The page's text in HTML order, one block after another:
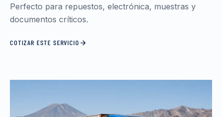
Perfecto para repuestos, electrónica, muestras y
documentos críticos.
COTIZAR ESTE SERVICIO